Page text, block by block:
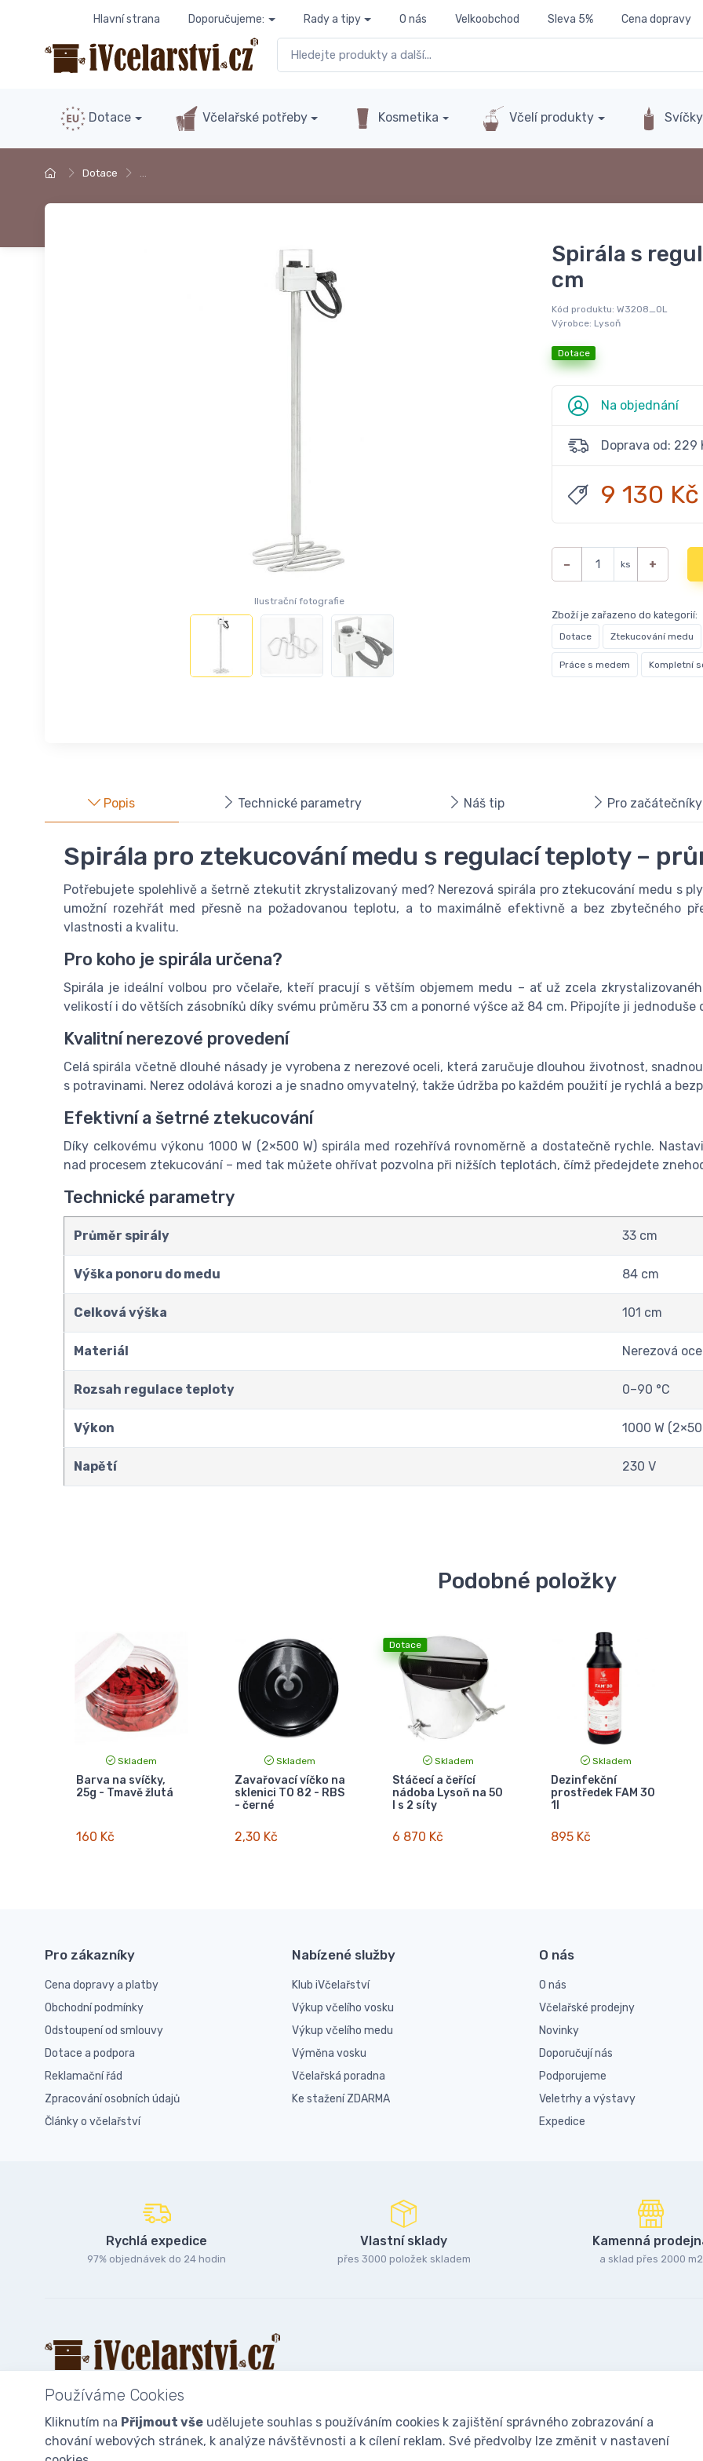
Hlavní strana Doporučujeme: Rady a tipy O nás Velkoobchod Sleva 5% Cena dopravy
Dotace Včelařské potřeby Kosmetika Včelí produkty Svíčky
Dotace …
Ilustrační fotografie
Spirála s
cm
Kód produktu: W3208_OL
Výrobce: Lysoň
Dotace
Na objednání
Doprava od: 229
9 130 Kč
− ks +
Zboží je zařazeno do kategorií:
Dotace Ztekucování medu
Práce s medem Kompletní
Popis Technické parametry Náš tip Pro začátečníky
Spirála pro ztekucování medu s regulací teploty –
Potřebujete spolehlivě a šetrně ztekutit zkrystalizovaný med? Nerezová spirála pro ztekucování medu s
umožní rozehřát med přesně na požadovanou teplotu, a to maximálně efektivně a bez zbytečného
vlastnosti a kvalitu.
Pro koho je spirála určena?
Spirála je ideální volbou pro včelaře, kteří pracují s větším objemem medu – ať už zcela
velikostí i do větších zásobníků díky svému průměru 33 cm a ponorné výšce až 84 cm. Připojíte ji jednoduše
Kvalitní nerezové provedení
Celá spirála včetně dlouhé násady je vyrobena z nerezové oceli, která zaručuje dlouhou životnost,
s potravinami. Nerez odolává korozi a je snadno omyvatelný, takže údržba po každém použití je rychlá a
Efektivní a šetrné ztekucování
Díky celkovému výkonu 1000 W (2×500 W) spirála med rozehřívá rovnoměrně a dostatečně rychle.
nad procesem ztekucování – med tak můžete ohřívat pozvolna při nižších teplotách, čímž předejdete
Technické parametry
Průměr spirály 33 cm
Výška ponoru do medu 84 cm
Celková výška 101 cm
Materiál Nerezová
Rozsah regulace teploty 0–90 °C
Výkon 1000 W
Napětí 230 V
Podobné položky
Skladem
Barva na svíčky,
25g - Tmavě žlutá
160 Kč
Skladem
Zavařovací víčko na
sklenici TO 82 - RBS
- černé
2,30 Kč
Dotace
Skladem
Stáčecí a čeřící
nádoba Lysoň na 50
l s 2 síty
6 870 Kč
Skladem
Dezinfekční
prostředek FAM 30
1l
895 Kč
Pro zákazníky
Cena dopravy a platby
Obchodní podmínky
Odstoupení od smlouvy
Dotace a podpora
Reklamační řád
Zpracování osobních údajů
Články o včelařství
Nabízené služby
Klub iVčelařství
Výkup včelího vosku
Výkup včelího medu
Výměna vosku
Včelařská poradna
Ke stažení ZDARMA
O nás
O nás
Včelařské prodejny
Novinky
Doporučují nás
Podporujeme
Veletrhy a výstavy
Expedice
Rychlá expedice
97% objednávek do 24 hodin
Vlastní sklady
přes 3000 položek skladem
Kamenná
a sklad přes 2000 m2
© 2025iVcelarstvi.cz®Všechna práva vyhrazena.|Staňte se fanoušky: Včelařské potřeby - www.ivcelarstvi.cz
Používáme Cookies
Kliknutím na Přijmout vše udělujete souhlas s používáním cookies k zajištění správného zobrazování a
chování webových stránek, k analýze návštěvnosti a k cílení reklam. Své předvolby lze změnit v nastavení